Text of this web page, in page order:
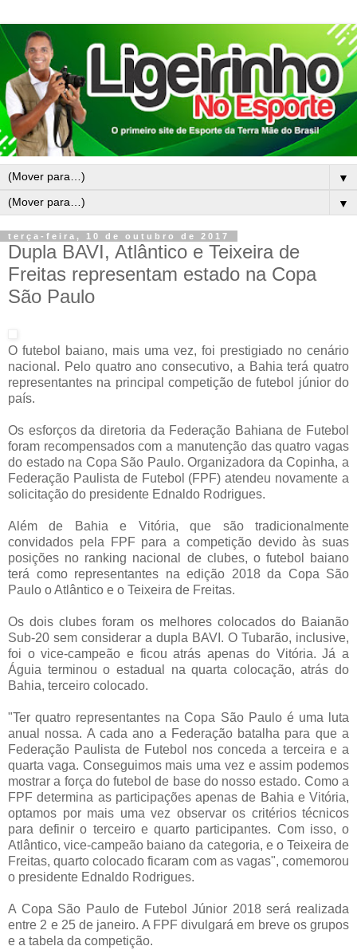
▼
▼
terça-feira, 10 de outubro de 2017
Dupla BAVI, Atlântico e Teixeira de
Freitas representam estado na Copa
São Paulo
O futebol baiano, mais uma vez, foi prestigiado no cenário
nacional. Pelo quatro ano consecutivo, a Bahia terá quatro
representantes na principal competição de futebol júnior do
país.
Os esforços da diretoria da Federação Bahiana de Futebol
foram recompensados com a manutenção das quatro vagas
do estado na Copa São Paulo. Organizadora da Copinha, a
Federação Paulista de Futebol (FPF) atendeu novamente a
solicitação do presidente Ednaldo Rodrigues.
Além de Bahia e Vitória, que são tradicionalmente
convidados pela FPF para a competição devido às suas
posições no ranking nacional de clubes, o futebol baiano
terá como representantes na edição 2018 da Copa São
Paulo o Atlântico e o Teixeira de Freitas.
Os dois clubes foram os melhores colocados do Baianão
Sub-20 sem considerar a dupla BAVI. O Tubarão, inclusive,
foi o vice-campeão e ficou atrás apenas do Vitória. Já a
Águia terminou o estadual na quarta colocação, atrás do
Bahia, terceiro colocado.
"Ter quatro representantes na Copa São Paulo é uma luta
anual nossa. A cada ano a Federação batalha para que a
Federação Paulista de Futebol nos conceda a terceira e a
quarta vaga. Conseguimos mais uma vez e assim podemos
mostrar a força do futebol de base do nosso estado. Como a
FPF determina as participações apenas de Bahia e Vitória,
optamos por mais uma vez observar os critérios técnicos
para definir o terceiro e quarto participantes. Com isso, o
Atlântico, vice-campeão baiano da categoria, e o Teixeira de
Freitas, quarto colocado ficaram com as vagas", comemorou
o presidente Ednaldo Rodrigues.
A Copa São Paulo de Futebol Júnior 2018 será realizada
entre 2 e 25 de janeiro. A FPF divulgará em breve os grupos
e a tabela da competição.